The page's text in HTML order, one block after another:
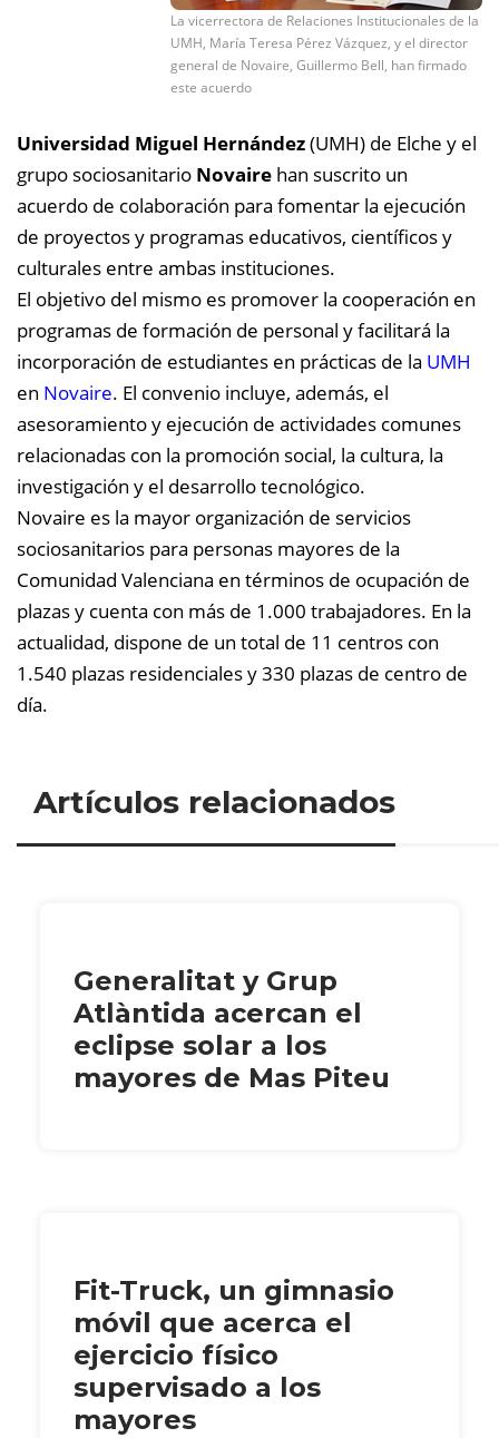
La vicerrectora de Relaciones Institucionales de la
UMH, María Teresa Pérez Vázquez, y el director
general de Novaire, Guillermo Bell, han firmado
este acuerdo
Universidad Miguel Hernández(UMH) de Elche y el
grupo sociosanitario Novaire han suscrito un
acuerdo de colaboración para fomentar la ejecución
de proyectos y programas educativos, científicos y
culturales entre ambas instituciones.
El objetivo del mismo es promover la cooperación en
programas de formación de personal y facilitará la
incorporación de estudiantes en prácticas de la UMH
en Novaire. El convenio incluye, además, el
asesoramiento y ejecución de actividades comunes
relacionadas con la promoción social, la cultura, la
investigación y el desarrollo tecnológico.
Novaire es la mayor organización de servicios
sociosanitarios para personas mayores de la
Comunidad Valenciana en términos de ocupación de
plazas y cuenta con más de 1.000 trabajadores. En la
actualidad, dispone de un total de 11 centros con
1.540 plazas residenciales y 330 plazas de centro de
día.
Artículos relacionados
Generalitat y Grup
Atlàntida acercan el
eclipse solar a los
mayores de Mas Piteu
Fit-Truck, un gimnasio
móvil que acerca el
ejercicio físico
supervisado a los
mayores